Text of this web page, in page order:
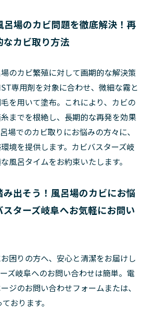
呂場のカビ問題を徹底解決！再
カビ取り方法
のカビ繁殖に対して画期的な解決策
専用剤を対象に合わせ、微細な霧と
を用いて塗布。これにより、カビの
までを根絶し、長期的な再発を効果
場でのカビ取りにお悩みの方々に、
境を提供します。カビバスターズ岐
風呂タイムをお約束いたします。
出そう！風呂場のカビにお悩
ターズ岐阜へお気軽にお問い
困りの方へ、安心と清潔をお届けし
ズ岐阜へのお問い合わせは簡単。電
ジのお問い合わせフォームまたは、
おります。